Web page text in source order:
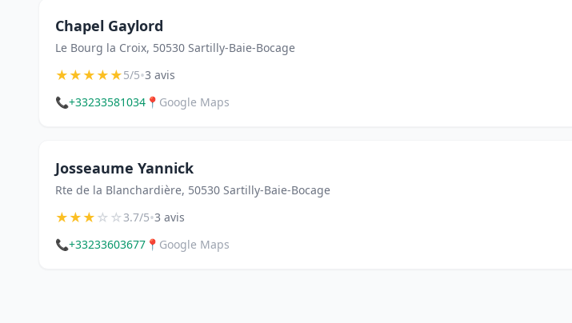
Chapel Gaylord
Le Bourg la Croix, 50530 Sartilly-Baie-Bocage
★★★★★5/5•3 avis
📞+33233581034 📍 Google Maps
Josseaume Yannick
Rte de la Blanchardière, 50530 Sartilly-Baie-Bocage
★★★☆☆3.7/5•3 avis
📞+33233603677 📍 Google Maps